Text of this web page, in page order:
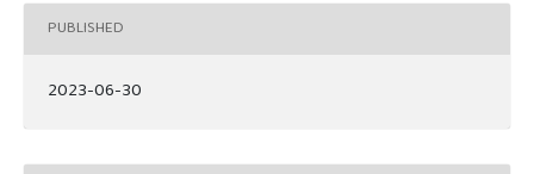
PUBLISHED
2023-06-30